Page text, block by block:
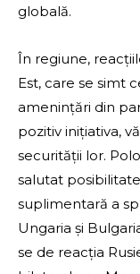
globală.
În regiune,
Est, care se simt
amenințări din
pozitiv inițiativa,
securității lor.
salutat
suplimentară a
Ungaria și
se de reacția